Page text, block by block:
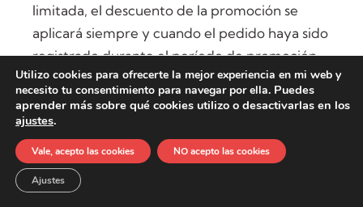
limitada, el descuento de la promoción se
aplicará siempre y cuando el pedido haya sido
registrado durante el período de promoción.
Los datos registrados por los diferentes
métodos de pago constituyen una prueba de
la fecha en que se realizaron las transacciones
financieras y servirán para determinar si dicho
Utilizo cookies para ofrecerte la mejor experiencia en mi web y
necesito tu consentimiento para navegar por ella. Puedes
aprender más sobre qué cookies utilizo o desactivarlas en los
ajustes.
Vale, acepto las cookies NO acepto las cookies
Ajustes